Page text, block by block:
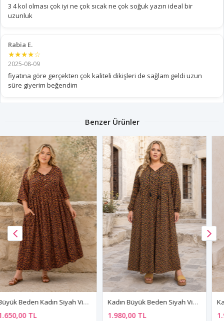
3 4 kol olması çok iyi ne çok sıcak ne çok soğuk yazın ideal bir
uzunluk
Rabia E.
★★★★☆
2025-08-09
fiyatına göre gerçekten çok kaliteli dikişleri de sağlam geldi uzun
süre giyerim beğendim
Benzer Ürünler
1.980,00 TL 1.980,00 TL